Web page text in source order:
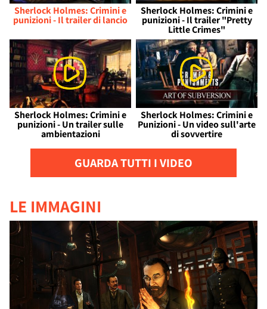
Sherlock Holmes: Crimini e
punizioni - Il trailer di lancio
Sherlock Holmes: Crimini e
punizioni - Il trailer "Pretty
Little Crimes"
Sherlock Holmes: Crimini e
punizioni - Un trailer sulle
ambientazioni
Sherlock Holmes: Crimini e
Punizioni - Un video sull'arte
di sovvertire
GUARDA TUTTI I VIDEO
LE IMMAGINI